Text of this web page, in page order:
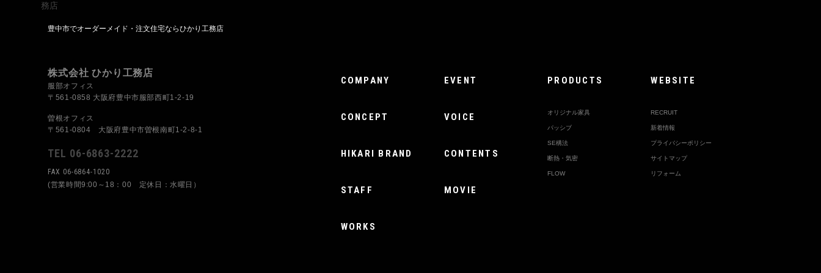
豊中市でオーダーメイド・注文住宅ならひかり工務店
株式会社 ひかり工務店
服部オフィス
〒561-0858 大阪府豊中市服部西町1-2-19
曽根オフィス
〒561-0804 大阪府豊中市曽根南町1-2-8-1
TEL 06-6863-2222
FAX 06-6864-1020
(営業時間9:00～18：00 定休日：水曜日）
COMPANY
CONCEPT
HIKARI BRAND
STAFF
WORKS
EVENT
VOICE
CONTENTS
MOVIE
PRODUCTS
オリジナル家具
パッシブ
SE構法
断熱・気密
FLOW
WEBSITE
RECRUIT
新着情報
プライバシーポリシー
サイトマップ
リフォーム